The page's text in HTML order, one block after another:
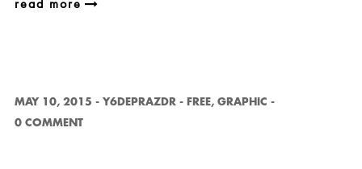
read more
MAY 10, 2015 - Y6DEPRAZDR - FREE, GRAPHIC -
0 COMMENT